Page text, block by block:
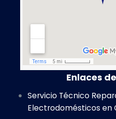
Enlaces
Servicio Técnico
Electrodomésticos en